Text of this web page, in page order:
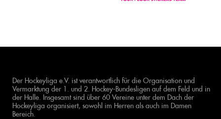
Der Hockeyliga e.V. ist verantwortlich für die Organisation und
Vermarktung der 1. und 2. Hockey-Bundesligen auf dem Feld und in
der Halle. Insgesamt sind über 60 Vereine unter dem Dach der
Hockeyliga organisiert, sowohl im Herren als auch im Damen
Bereich.